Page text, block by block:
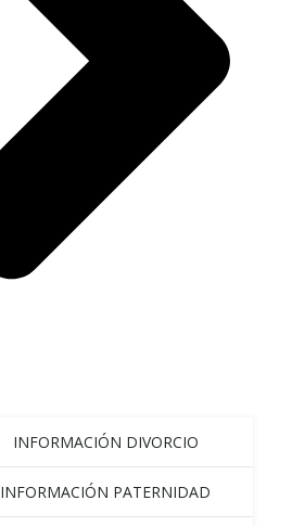
INFORMACIÓN DIVORCIO
INFORMACIÓN PATERNIDAD